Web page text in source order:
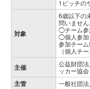
1ピッチの
対象
6歳以下の
問いません
◯チーム参
◯個人参
参加チー
（個人チ
主催
公益財団
ッカー協会
主管 一般社団